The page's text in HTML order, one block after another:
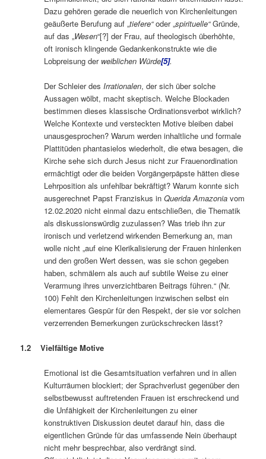
Dazu gehören gerade die neuerlich von Kirchenleitungen
geäußerte Berufung auf „tiefere“oder „spirituelle“Gründe,
auf das „Wesen“[?] der Frau, auf theologisch überhöhte,
oft ironisch klingende Gedankenkonstrukte wie die
Lobpreisung der weiblichen Würde[5].
Der Schleier des Irrationalen, der sich über solche
Aussagen wölbt, macht skeptisch. Welche Blockaden
bestimmen dieses klassische Ordinationsverbot wirklich?
Welche Kontexte und versteckten Motive bleiben dabei
unausgesprochen? Warum werden inhaltliche und formale
Plattitüden phantasielos wiederholt, die etwa besagen, die
Kirche sehe sich durch Jesus nicht zur Frauenordination
ermächtigt oder die beiden Vorgängerpäpste hätten diese
Lehrposition als unfehlbar bekräftigt? Warum konnte sich
ausgerechnet Papst Franziskus inQuerida Amazonia vom
12.02.2020 nicht einmal dazu entschließen, die Thematik
als diskussionswürdig zuzulassen? Was trieb ihn zur
ironisch und verletzend wirkenden Bemerkung an, man
wolle nicht „auf eine Klerikalisierung der Frauen hinlenken
und den großen Wert dessen, was sie schon gegeben
haben, schmälern als auch auf subtile Weise zu einer
Verarmung ihres unverzichtbaren Beitrags führen.“ (Nr.
100) Fehlt den Kirchenleitungen inzwischen selbst ein
elementares Gespür für den Respekt, der sie vor solchen
verzerrenden Bemerkungen zurückschrecken lässt?
1.2 Vielfältige Motive
Emotional ist die Gesamtsituation verfahren und in allen
Kulturräumen blockiert; der Sprachverlust gegenüber den
selbstbewusst auftretenden Frauen ist erschreckend und
die Unfähigkeit der Kirchenleitungen zu einer
konstruktiven Diskussion deutet darauf hin, dass die
eigentlichen Gründe für das umfassende Nein überhaupt
nicht mehr besprechbar, also verdrängt sind.